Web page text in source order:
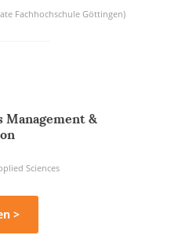
Fachhochschule Göttingen)
Management &
Sciences
>